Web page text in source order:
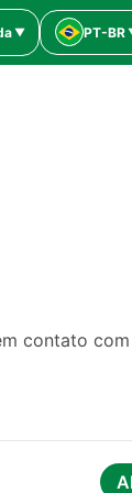
PT-BR
contato